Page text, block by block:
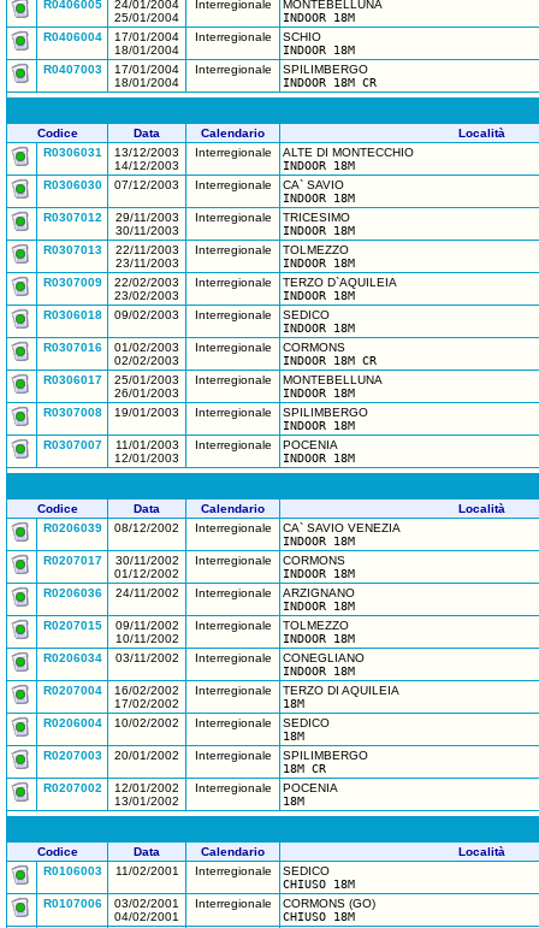
R0406005
24/01/2004
25/01/2004
Interregionale
MONTEBELLUNA
INDOOR 18M
R0406004
17/01/2004
18/01/2004
Interregionale
SCHIO
INDOOR 18M
R0407003
17/01/2004
18/01/2004
Interregionale
SPILIMBERGO
INDOOR 18M CR
Codice Data Calendario
Località
R0306031
13/12/2003
14/12/2003
Interregionale
ALTE DI MONTECCHIO
INDOOR 18M
R0306030
07/12/2003 Interregionale
CA` SAVIO
INDOOR 18M
R0307012
29/11/2003
30/11/2003
Interregionale
TRICESIMO
INDOOR 18M
R0307013
22/11/2003
23/11/2003
Interregionale
TOLMEZZO
INDOOR 18M
R0307009
22/02/2003
23/02/2003
Interregionale
TERZO D`AQUILEIA
INDOOR 18M
R0306018
09/02/2003 Interregionale
SEDICO
INDOOR 18M
R0307016
01/02/2003
02/02/2003
Interregionale
CORMONS
INDOOR 18M CR
R0306017
25/01/2003
26/01/2003
Interregionale
MONTEBELLUNA
INDOOR 18M
R0307008
19/01/2003 Interregionale
SPILIMBERGO
INDOOR 18M
R0307007
11/01/2003
12/01/2003
Interregionale
POCENIA
INDOOR 18M
Codice Data Calendario
Località
R0206039
08/12/2002 Interregionale
CA` SAVIO VENEZIA
INDOOR 18M
R0207017
30/11/2002
01/12/2002
Interregionale
CORMONS
INDOOR 18M
R0206036
24/11/2002 Interregionale
ARZIGNANO
INDOOR 18M
R0207015
09/11/2002
10/11/2002
Interregionale
TOLMEZZO
INDOOR 18M
R0206034
03/11/2002 Interregionale
CONEGLIANO
INDOOR 18M
R0207004
16/02/2002
17/02/2002
Interregionale
TERZO DI AQUILEIA
18M
R0206004
10/02/2002 Interregionale
SEDICO
18M
R0207003
20/01/2002 Interregionale
SPILIMBERGO
18M CR
R0207002
12/01/2002
13/01/2002
Interregionale
POCENIA
18M
Codice Data Calendario
Località
R0106003
11/02/2001 Interregionale
SEDICO
CHIUSO 18M
R0107006
03/02/2001
04/02/2001
Interregionale
CORMONS (GO)
CHIUSO 18M